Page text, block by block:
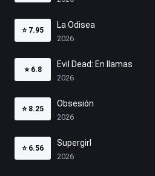
⭐ 7.95
La Odisea
2026
⭐ 6.8
Evil Dead: En llamas
2026
⭐ 8.25
Obsesión
2026
⭐ 6.56
Supergirl
2026